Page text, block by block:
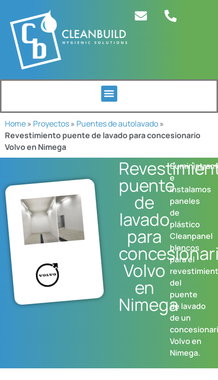
Home» Proyectos» Puentes de autolavado»
Revestimiento puente de lavado para concesionario
Volvo en Nimega
puente
de
lavado
para
Volvo
en
Nimega
e
instalamos
paneles
de
plástico
Cleanpanel
blancos
para el
del
puente
de lavado
de un
Volvo en
Nimega.